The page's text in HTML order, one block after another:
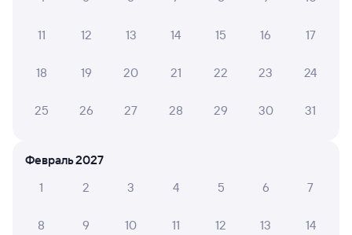
Тюмень
Улан-Удэ Пасс.
в Владивосток (ж/д вокзал)
17:37 06:01
Выберите дату
11 12 13 14 15 16 17
18 19 20 21 22 23 24
25 26 27 28 29 30 31
Февраль 2027
1
2 3 4 5 6 7
8 9 10 11 12 13 14